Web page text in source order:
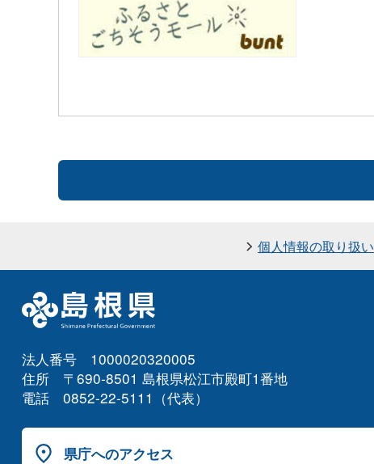
個人情報の取り扱い
法人番号 1000020320005
住所 〒690-8501 島根県松江市殿町1番地
電話 0852-22-5111（代表）
県庁へのアクセス